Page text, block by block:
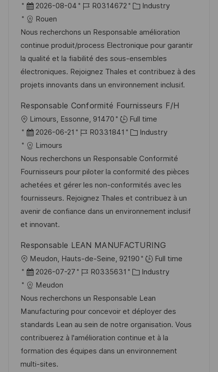
g
f
f
c
h
u
n
g
r
t
D
a
t
u
m
d
e
V
e
r
ö
f
f
e
n
t
l
i
c
h
u
n
g
2026-08-04
J
b
-
I
D
R0314672
K
t
e
g
o
r
e
Industry
Rouen
Nous recherchons un Responsable amélioration
continue produit/process Electronique pour garantir
la qualité et la fiabilité des sous-ensembles
électroniques. Rejoignez Thales et contribuez à des
projets innovants dans un environnement inclusif.
Responsable Conformité Fournisseurs F/H
O
r
t
Limours, Essonne, 91470
Full time
D
a
t
u
m
d
e
r
e
r
ö
f
f
e
n
t
l
i
2026-06-21
J
b
-
I
D
R0331841
K
t
e
g
o
r
Industry
Limours
Nous recherchons un Responsable Conformité
Fournisseurs pour piloter la conformité des pièces
achetées et gérer les non-conformités avec les
fournisseurs. Rejoignez Thales et contribuez à un
avenir de confiance dans un environnement inclusif
et innovant.
Responsable LEAN MANUFACTURING
O
r
t
Meudon, Hauts-de-Seine, 92190
Full time
D
a
t
u
m
d
e
r
2026-07-27
J
b
-
I
D
R0335631
K
t
e
g
o
r
Industry
Meudon
Nous recherchons un Responsable Lean
Manufacturing pour concevoir et déployer des
standards Lean au sein de notre organisation. Vous
contribuerez à l'amélioration continue et à la
formation des équipes dans un environnement
multi-sites.